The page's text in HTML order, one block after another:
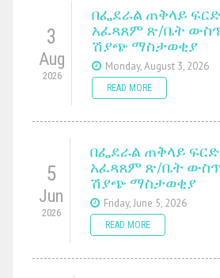
3
Aug
2026
በፌደራል ጠቅላይ
አፈጻጸም ጽ/ቤት
ሽያጭ ማስታወቂያ
Monday, August 3, 2026
READ MORE
5
Jun
2026
በፌደራል ጠቅላይ
አፈጻጸም ጽ/ቤት
ሽያጭ ማስታወቂያ
Friday, June 5, 2026
READ MORE